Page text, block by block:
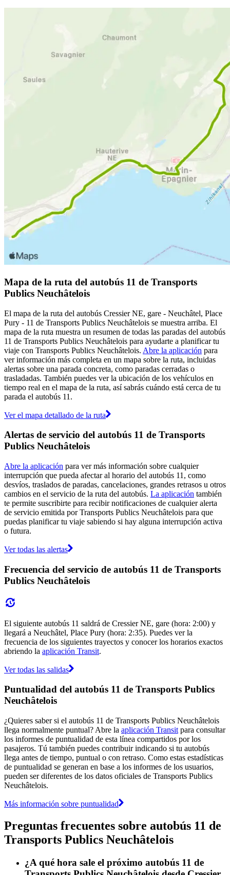
Mapa de la ruta del autobús 11 de Transports
Publics Neuchâtelois
El mapa de la ruta del autobús Cressier NE, gare - Neuchâtel, Place
Pury - 11 de Transports Publics Neuchâtelois se muestra arriba. El
mapa de la ruta muestra un resumen de todas las paradas del autobús
11 de Transports Publics Neuchâtelois para ayudarte a planificar tu
viaje con Transports Publics Neuchâtelois. Abre la aplicación para
ver información más completa en un mapa sobre la ruta, incluidas
alertas sobre una parada concreta, como paradas cerradas o
trasladadas. También puedes ver la ubicación de los vehículos en
tiempo real en el mapa de la ruta, así sabrás cuándo está cerca de tu
parada el autobús 11.
Ver el mapa detallado de la ruta
Alertas de servicio del autobús 11 de Transports
Publics Neuchâtelois
Abre la aplicación para ver más información sobre cualquier
interrupción que pueda afectar al horario del autobús 11, como
desvíos, traslados de paradas, cancelaciones, grandes retrasos u otros
cambios en el servicio de la ruta del autobús. La aplicación también
te permite suscribirte para recibir notificaciones de cualquier alerta
de servicio emitida por Transports Publics Neuchâtelois para que
puedas planificar tu viaje sabiendo si hay alguna interrupción activa
o futura.
Ver todas las alertas
Frecuencia del servicio de autobús 11 de Transports
Publics Neuchâtelois
El siguiente autobús 11 saldrá de Cressier NE, gare (hora: 2:00) y
llegará a Neuchâtel, Place Pury (hora: 2:35). Puedes ver la
frecuencia de los siguientes trayectos y conocer los horarios exactos
abriendo la aplicación Transit.
Ver todas las salidas
Puntualidad del autobús 11 de Transports Publics
Neuchâtelois
¿Quieres saber si el autobús 11 de Transports Publics Neuchâtelois
llega normalmente puntual? Abre la aplicación Transit para consultar
los informes de puntualidad de esta línea compartidos por los
pasajeros. Tú también puedes contribuir indicando si tu autobús
llega antes de tiempo, puntual o con retraso. Como estas estadísticas
de puntualidad se generan en base a los informes de los usuarios,
pueden ser diferentes de los datos oficiales de Transports Publics
Neuchâtelois.
Más información sobre puntualidad
Preguntas frecuentes sobre autobús 11 de
Transports Publics Neuchâtelois
¿A qué hora sale el próximo autobús 11 de